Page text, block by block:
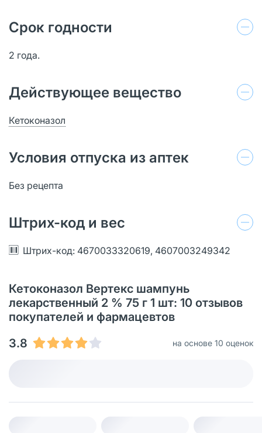
Срок годности
2 года.
Действующее вещество
Кетоконазол
Условия отпуска из аптек
Без рецепта
Штрих-код и вес
Штрих-код: 4670033320619, 4607003249342
Кетоконазол Вертекс шампунь
лекарственный 2 % 75 г 1 шт: 10 отзывов
покупателей и фармацевтов
3.8
на основе 10 оценок